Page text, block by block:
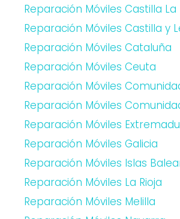
Reparación Móviles Castilla
Reparación Móviles Castilla y
Reparación Móviles Cataluña
Reparación Móviles Ceuta
Reparación Móviles
Reparación Móviles
Reparación Móviles
Reparación Móviles Galicia
Reparación Móviles Islas
Reparación Móviles La Rioja
Reparación Móviles Melilla